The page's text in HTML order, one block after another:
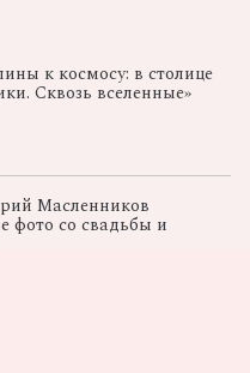
к космосу: в столице
Сквозь вселенные»
Масленников
фото со свадьбы и